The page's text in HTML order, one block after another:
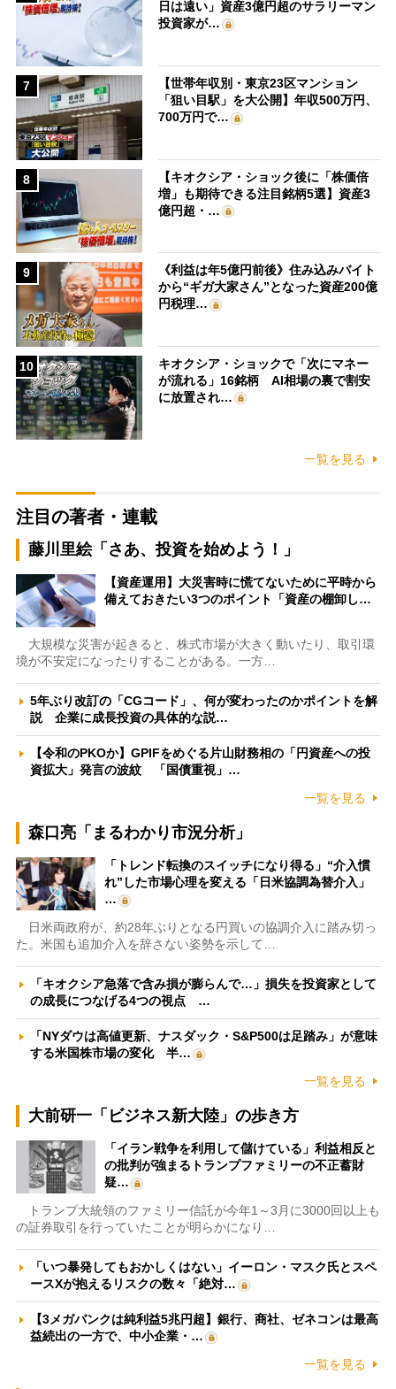
日は遠い」資産3億円超のサラリーマン
投資家が…
7
【世帯年収別・東京23区マンション
「狙い目駅」を大公開】年収500万円、
700万円で…
8
【キオクシア・ショック後に「株価倍
増」も期待できる注目銘柄5選】資産3
億円超・…
9
《利益は年5億円前後》住み込みバイト
から“ギガ大家さん”となった資産200億
円税理…
10
キオクシア・ショックで「次にマネー
が流れる」16銘柄 AI相場の裏で割安
に放置され…
一覧を見る
注目の著者・連載
藤川里絵「さあ、投資を始めよう！」
【資産運用】大災害時に慌てないために平時から
備えておきたい3つのポイント「資産の棚卸し…
大規模な災害が起きると、株式市場が大きく動いたり、取引環
境が不安定になったりすることがある。一方…
5年ぶり改訂の「CGコード」、何が変わったのかポイントを解
説 企業に成長投資の具体的な説…
【令和のPKOか】GPIFをめぐる片山財務相の「円資産への投
資拡大」発言の波紋 「国債重視」…
一覧を見る
森口亮「まるわかり市況分析」
「トレンド転換のスイッチになり得る」“介入慣
れ”した市場心理を変える「日米協調為替介入」
…
日米両政府が、約28年ぶりとなる円買いの協調介入に踏み切っ
た。米国も追加介入を辞さない姿勢を示して…
「キオクシア急落で含み損が膨らんで…」損失を投資家として
の成長につなげる4つの視点 …
「NYダウは高値更新、ナスダック・S&P500は足踏み」が意味
する米国株市場の変化 半…
一覧を見る
大前研一「ビジネス新大陸」の歩き方
「イラン戦争を利用して儲けている」利益相反と
の批判が強まるトランプファミリーの不正蓄財
疑…
トランプ大統領のファミリー信託が今年1～3月に3000回以上も
の証券取引を行っていたことが明らかになり…
「いつ暴発してもおかしくはない」イーロン・マスク氏とスペ
ースXが抱えるリスクの数々「絶対…
【3メガバンクは純利益5兆円超】銀行、商社、ゼネコンは最高
益続出の一方で、中小企業・…
一覧を見る